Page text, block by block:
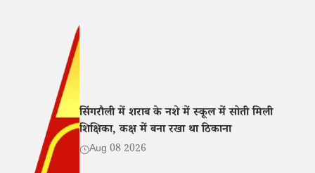
सिंगरौली में शराब के नशे में स्कूल में सोती मिली
शिक्षिका, कक्ष में बना रखा था ठिकाना
Aug 08 2026